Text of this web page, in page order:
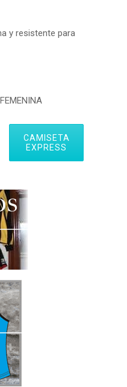
y resistente para
CAMISETA
EXPRESS